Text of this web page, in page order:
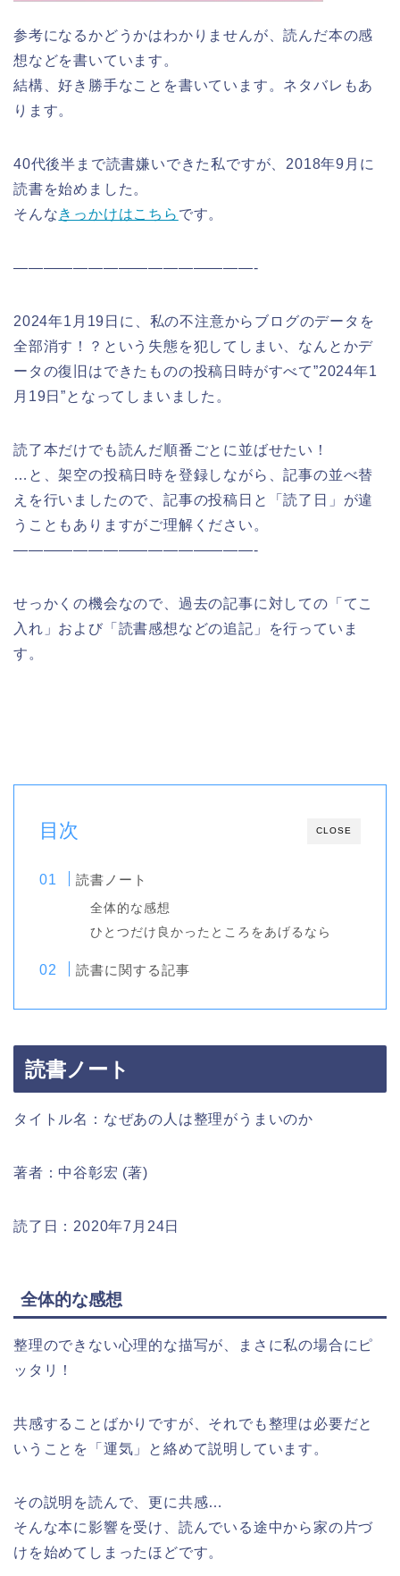
参考になるかどうかはわかりませんが、読んだ本の感
想などを書いています。
結構、好き勝手なことを書いています。ネタバレもあ
ります。
40代後半まで読書嫌いできた私ですが、2018年9月に
読書を始めました。
そんなきっかけはこちら です。
————————————————-
2024年1月19日に、私の不注意からブログのデータを
全部消す！？という失態を犯してしまい、なんとかデ
ータの復旧はできたものの投稿日時がすべて”2024年1
月19日”となってしまいました。
読了本だけでも読んだ順番ごとに並ばせたい！
…と、架空の投稿日時を登録しながら、記事の並べ替
えを行いましたので、記事の投稿日と「読了日」が違
うこともありますがご理解ください。
————————————————-
せっかくの機会なので、過去の記事に対しての「てこ
入れ」および「読書感想などの追記」を行っていま
す。
CLOSE
目次
読書ノート
全体的な感想
ひとつだけ良かったところをあげるなら
読書に関する記事
読書ノート
タイトル名：なぜあの人は整理がうまいのか
著者：中谷彰宏 (著)
読了日：2020年7月24日
全体的な感想
整理のできない心理的な描写が、まさに私の場合にピ
ッタリ！
共感することばかりですが、それでも整理は必要だと
いうことを「運気」と絡めて説明しています。
その説明を読んで、更に共感…
そんな本に影響を受け、読んでいる途中から家の片づ
けを始めてしまったほどです。